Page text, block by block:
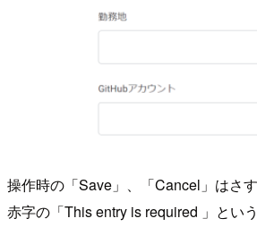
操作時の「Save」、「Cancel」はさす
赤字の「This entry is required 」とい